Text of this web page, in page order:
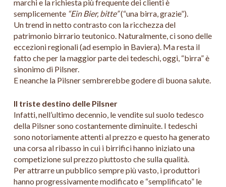
marchi e la richiesta più frequente dei clienti è
semplicemente “Ein Bier, bitte”(“una birra, grazie”).
Un trend in netto contrasto con la ricchezza del
patrimonio birrario teutonico. Naturalmente, ci sono delle
eccezioni regionali (ad esempio in Baviera). Ma resta il
fatto che per la maggior parte dei tedeschi, oggi, “birra” è
sinonimo di Pilsner.
E neanche la Pilsner sembrerebbe godere di buona salute.
Il triste destino delle Pilsner
Infatti, nell’ultimo decennio, le vendite sul suolo tedesco
della Pilsner sono costantemente diminuite. I tedeschi
sono notoriamente attenti al prezzo e questo ha generato
una corsa al ribasso in cui i birrifici hanno iniziato una
competizione sul prezzo piuttosto che sulla qualità.
Per attrarre un pubblico sempre più vasto, i produttori
hanno progressivamente modificato e “semplificato” le